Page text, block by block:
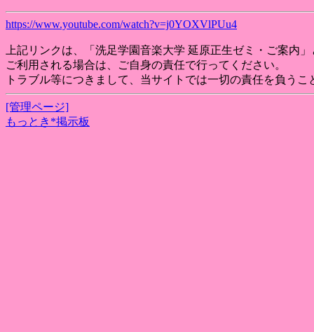
https://www.youtube.com/watch?v=j0YOXVlPUu4
上記リンクは、「洗足学園音楽大学 延原正生ゼミ・ご案内
ご利用される場合は、ご自身の責任で行ってください。
トラブル等につきまして、当サイトでは一切の責任を負うこ
[管理ページ]
もっとき*掲示板